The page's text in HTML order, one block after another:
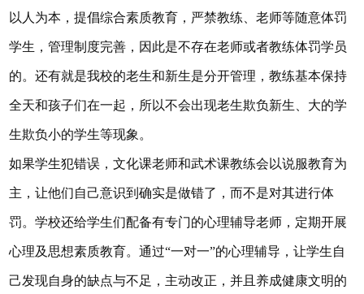
以人为本，提倡综合素质教育，严禁教练、老师等随意体罚
学生，管理制度完善，因此是不存在老师或者教练体罚学员
的。还有就是我校的老生和新生是分开管理，教练基本保持
全天和孩子们在一起，所以不会出现老生欺负新生、大的学
生欺负小的学生等现象。
如果学生犯错误，文化课老师和武术课教练会以说服教育为
主，让他们自己意识到确实是做错了，而不是对其进行体
罚。学校还给学生们配备有专门的心理辅导老师，定期开展
心理及思想素质教育。通过“一对一”的心理辅导，让学生自
己发现自身的缺点与不足，主动改正，并且养成健康文明的